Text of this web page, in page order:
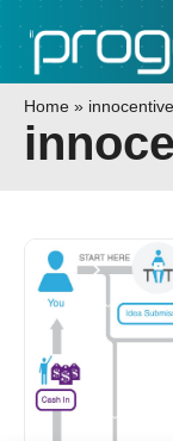
Home » innocentive